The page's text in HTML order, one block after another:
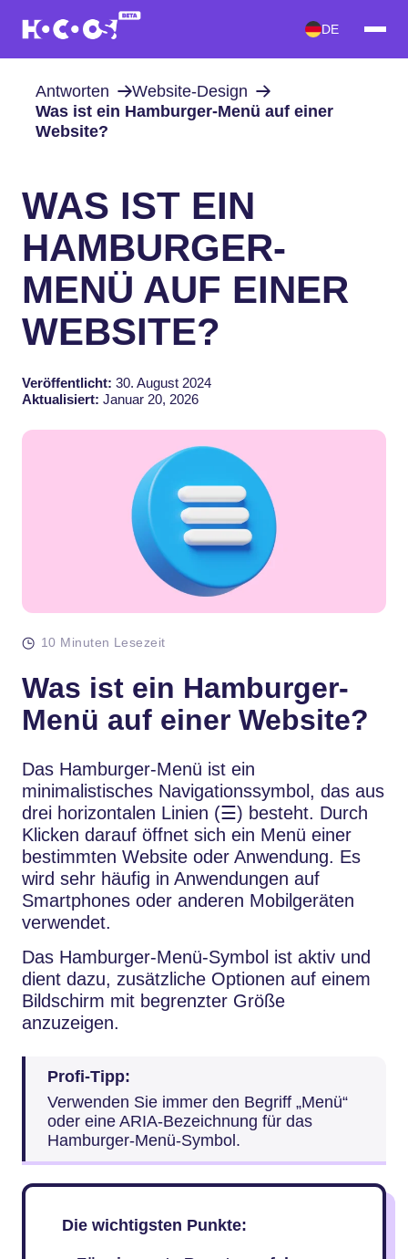
DE
Antworten
Website-Design
Was ist ein Hamburger-Menü auf einer
Website?
WAS IST EIN
HAMBURGER-
MENÜ AUF EINER
WEBSITE?
Veröffentlicht: 30. August 2024
Aktualisiert: Januar 20, 2026
10 Minuten Lesezeit
Was ist ein Hamburger-
Menü auf einer Website?
Das Hamburger-Menü ist ein
minimalistisches Navigationssymbol, das aus
drei horizontalen Linien (☰) besteht. Durch
Klicken darauf öffnet sich ein Menü einer
bestimmten Website oder Anwendung. Es
wird sehr häufig in Anwendungen auf
Smartphones oder anderen Mobilgeräten
verwendet.
Das Hamburger-Menü-Symbol ist aktiv und
dient dazu, zusätzliche Optionen auf einem
Bildschirm mit begrenzter Größe
anzuzeigen.
Profi-Tipp:
Verwenden Sie immer den Begriff „Menü“
oder eine ARIA-Bezeichnung für das
Hamburger-Menü-Symbol.
Die wichtigsten Punkte: